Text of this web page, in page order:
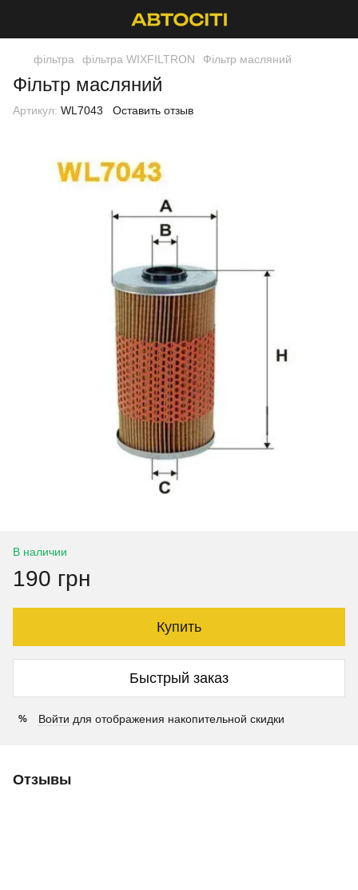
фільтра фільтра WIXFILTRON Фільтр масляний
Фільтр масляний
Артикул: WL7043 Оставить отзыв
В наличии
190 грн
Купить
Быстрый заказ
% Войти для отображения накопительной скидки
Отзывы